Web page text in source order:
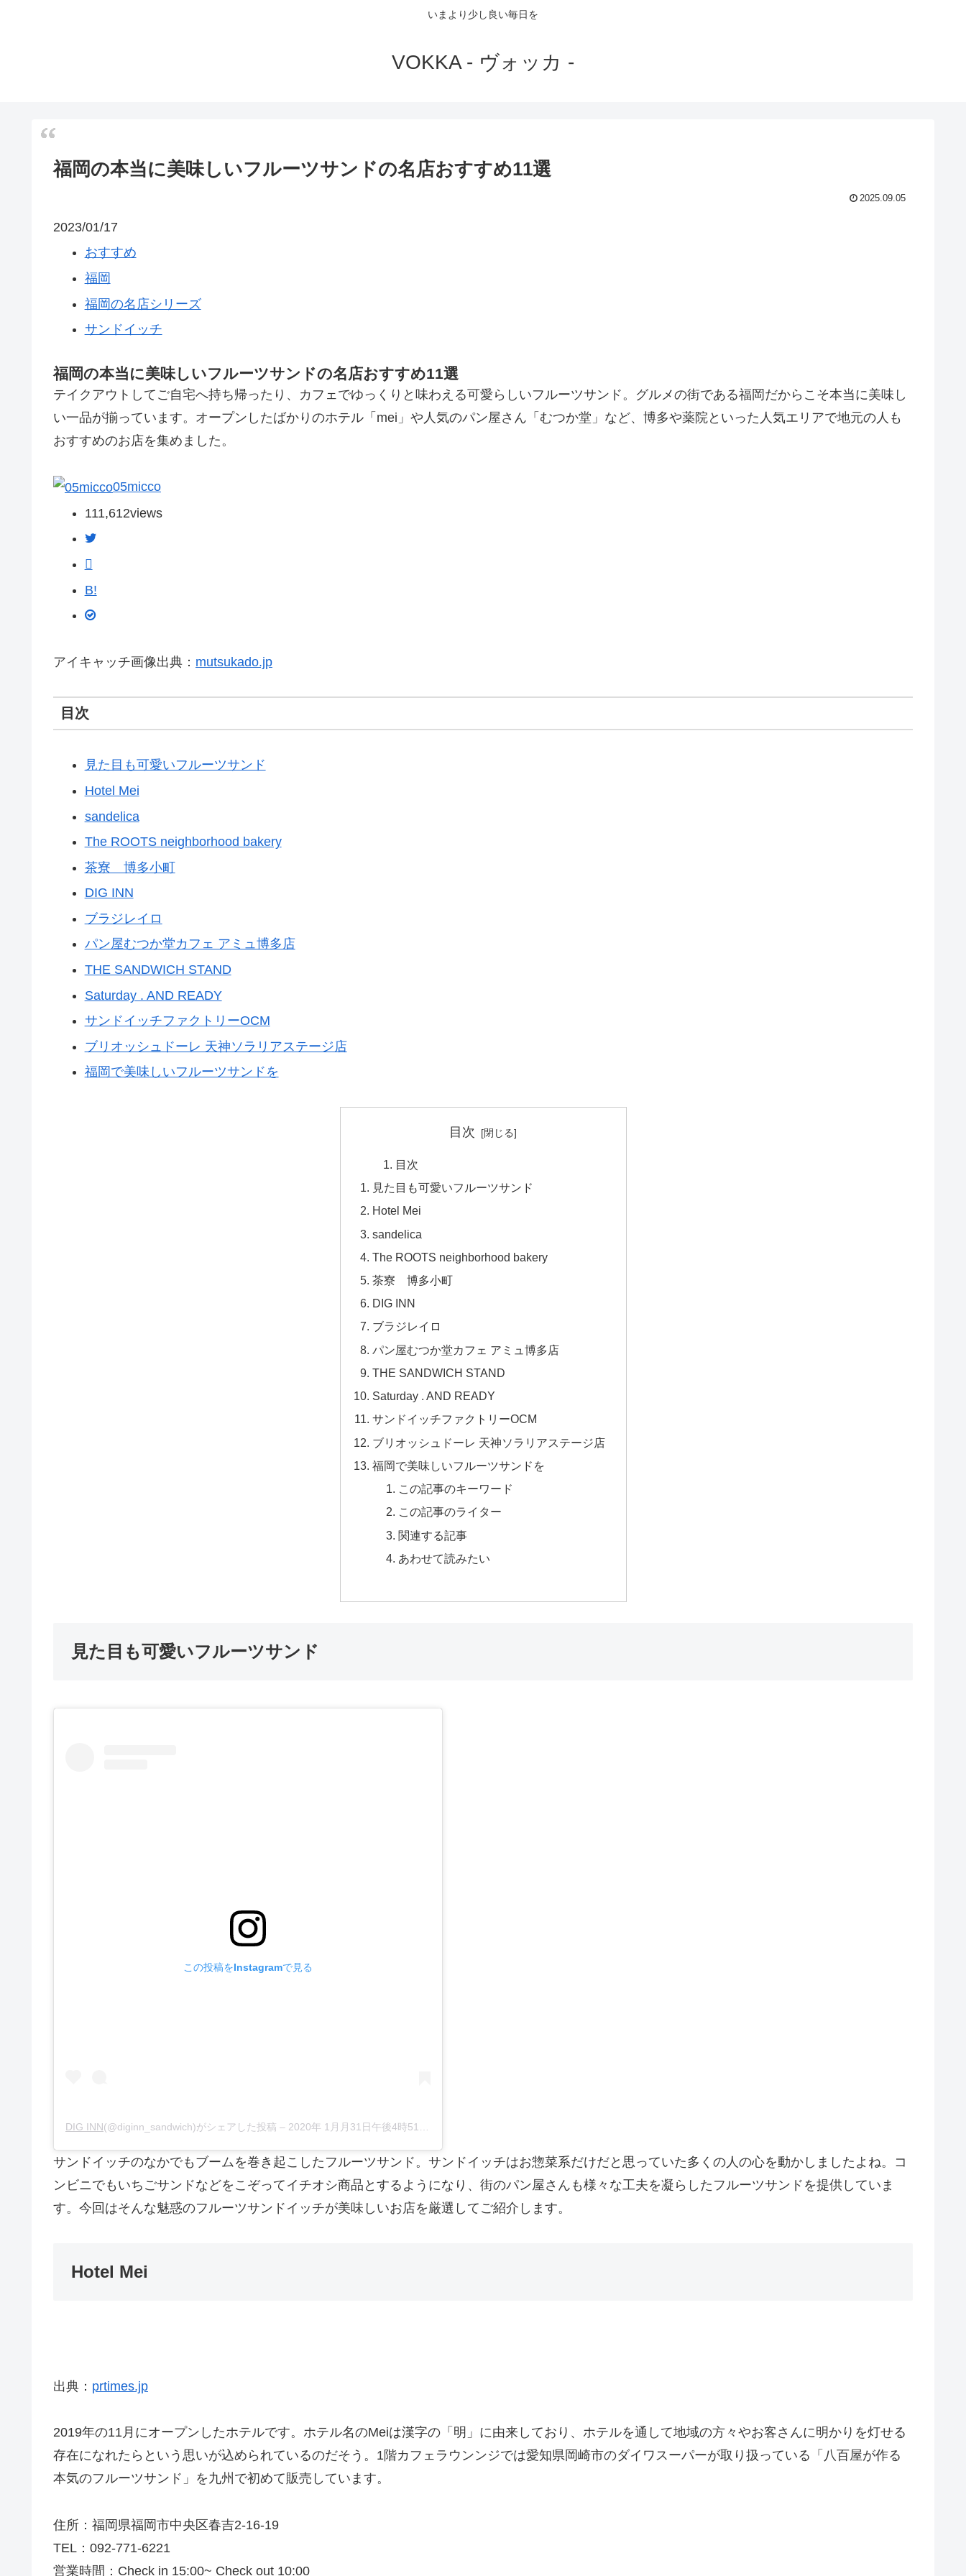
いまより少し良い毎日を
VOKKA - ヴォッカ -
福岡の本当に美味しいフルーツサンドの名店おすすめ11選
2025.09.05
2023/01/17
おすすめ
福岡
福岡の名店シリーズ
サンドイッチ
福岡の本当に美味しいフルーツサンドの名店おすすめ11選
テイクアウトしてご自宅へ持ち帰ったり、カフェでゆっくりと味わえる可愛らしいフルーツサンド。グルメの街である福岡だからこそ本当に美味し
い一品が揃っています。オープンしたばかりのホテル「mei」や人気のパン屋さん「むつか堂」など、博多や薬院といった人気エリアで地元の人も
おすすめのお店を集めました。
05micco
111,612views
B!
アイキャッチ画像出典： mutsukado.jp
目次
見た目も可愛いフルーツサンド
Hotel Mei
sandelica
The ROOTS neighborhood bakery
茶寮 博多小町
DIG INN
ブラジレイロ
パン屋むつか堂カフェ アミュ博多店
THE SANDWICH STAND
Saturday . AND READY
サンドイッチファクトリーOCM
ブリオッシュドーレ 天神ソラリアステージ店
福岡で美味しいフルーツサンドを
目次
目次
見た目も可愛いフルーツサンド
Hotel Mei
sandelica
The ROOTS neighborhood bakery
茶寮 博多小町
DIG INN
ブラジレイロ
パン屋むつか堂カフェ アミュ博多店
THE SANDWICH STAND
Saturday . AND READY
サンドイッチファクトリーOCM
ブリオッシュドーレ 天神ソラリアステージ店
福岡で美味しいフルーツサンドを
この記事のキーワード
この記事のライター
関連する記事
あわせて読みたい
見た目も可愛いフルーツサンド
この投稿をInstagramで見る
DIG INN(@diginn_sandwich)がシェアした投稿 – 2020年 1月月31日午後4時51分PST
サンドイッチのなかでもブームを巻き起こしたフルーツサンド。サンドイッチはお惣菜系だけだと思っていた多くの人の心を動かしましたよね。コ
ンビニでもいちごサンドなどをこぞってイチオシ商品とするようになり、街のパン屋さんも様々な工夫を凝らしたフルーツサンドを提供していま
す。今回はそんな魅惑のフルーツサンドイッチが美味しいお店を厳選してご紹介します。
Hotel Mei
出典： prtimes.jp
2019年の11月にオープンしたホテルです。ホテル名のMeiは漢字の「明」に由来しており、ホテルを通して地域の方々やお客さんに明かりを灯せる
存在になれたらという思いが込められているのだそう。1階カフェラウンンジでは愛知県岡崎市のダイワスーパーが取り扱っている「八百屋が作る
本気のフルーツサンド」を九州で初めて販売しています。
住所：福岡県福岡市中央区春吉2-16-19
TEL：092-771-6221
営業時間：Check in 15:00~ Check out 10:00